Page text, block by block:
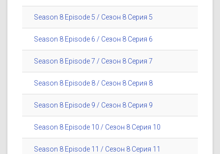
Season 8 Episode 5 / Сезон 8 Серия 5
Season 8 Episode 6 / Сезон 8 Серия 6
Season 8 Episode 7 / Сезон 8 Серия 7
Season 8 Episode 8 / Сезон 8 Серия 8
Season 8 Episode 9 / Сезон 8 Серия 9
Season 8 Episode 10 / Сезон 8 Серия 10
Season 8 Episode 11 / Сезон 8 Серия 11